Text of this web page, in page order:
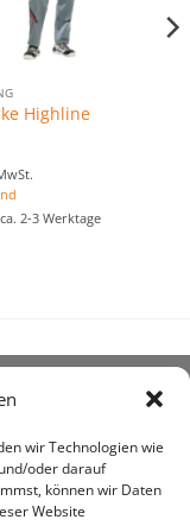
wir Technologien wie
oder darauf
können wir Daten
Website
Highline
2-3 Werktage